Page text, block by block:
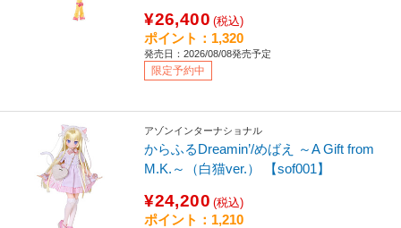
¥26,400 (税込)
ポイント：1,320
発売日：2026/08/08発売予定
限定予約中
アゾンインターナショナル
からふるDreamin’/めばえ ～A Gift from
M.K.～（白猫ver.） 【sof001】
¥24,200 (税込)
ポイント：1,210